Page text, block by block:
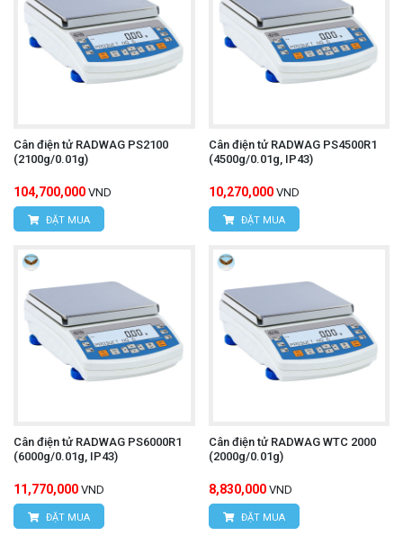
Cân điện tử RADWAG PS2100
(2100g/0.01g)
104,700,000 VND
ĐẶT MUA
Cân điện tử RADWAG PS4500R1
(4500g/0.01g, IP43)
10,270,000 VND
ĐẶT MUA
Cân điện tử RADWAG PS6000R1
(6000g/0.01g, IP43)
11,770,000 VND
ĐẶT MUA
Cân điện tử RADWAG WTC 2000
(2000g/0.01g)
8,830,000 VND
ĐẶT MUA